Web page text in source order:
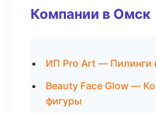
Компании в Омск
ИП Pro Art — Пилинги
Beauty Face Glow —
фигуры